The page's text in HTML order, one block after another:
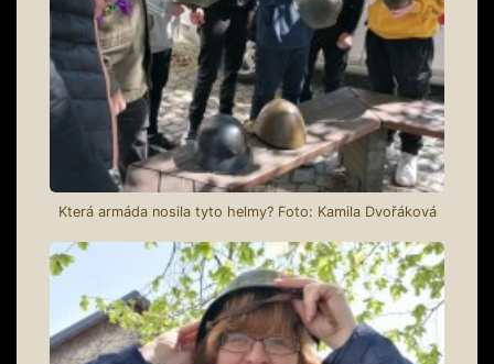
Která armáda nosila tyto helmy? Foto: Kamila Dvořáková